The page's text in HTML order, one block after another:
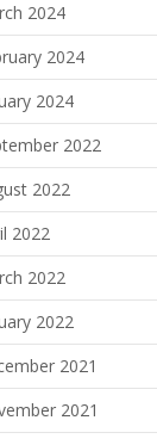
2024
2024
2024
2022
2022
2022
2022
2022
2021
2021